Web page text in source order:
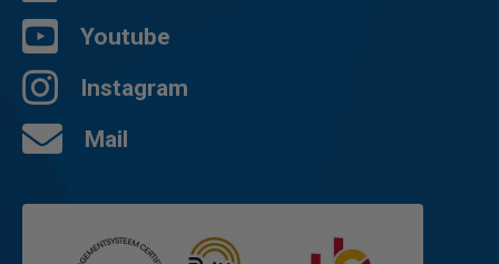
Youtube
Instagram
Mail